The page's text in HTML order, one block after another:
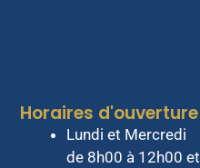
Horaires d'ouverture
Lundi et Mercredi
de 8h00 à 12h00 et